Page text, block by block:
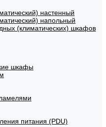
настенный
напольный
(климатических) шкафов
шкафы
питания (PDU)